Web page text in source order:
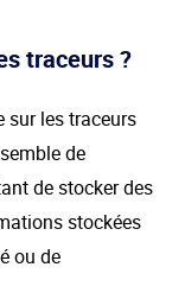
traceurs ?
sur les traceurs
de
de stocker des
stockées
ou de